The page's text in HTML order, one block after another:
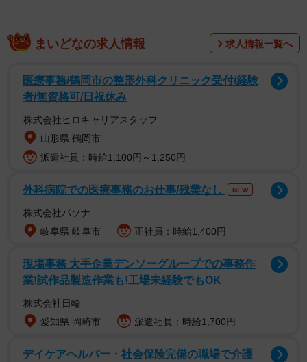
2/6
エスビー食品の板橋スパイスセンター
まいどなの求人情報 求人情報一覧へ
医療事務/鶴岡市の整形外科クリニック受付/経験
者/無資格可/日祝休み
株式会社ヒロキャリアスタッフ
山形県 鶴岡市
派遣社員：時給1,100円～1,250円
外科病院での医療事務のお仕事/残業なし NEW
株式会社パソナ
岐阜県 岐阜市
正社員：時給1,400円
現場事務 大手企業デンソーグループでの事務作
業!試作品製造作業も!工場未経験でもOK
株式会社日輪
愛知県 岡崎市
派遣社員：時給1,700円
デイケアヘルパー・社会保険完備の職場で介護